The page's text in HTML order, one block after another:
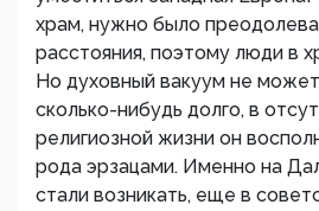
храм, нужно было
расстояния, поэтому люди в
Но духовный вакуум не
сколько-нибудь долго, в
религиозной жизни он
рода эрзацами. Именно на
стали возникать, еще в